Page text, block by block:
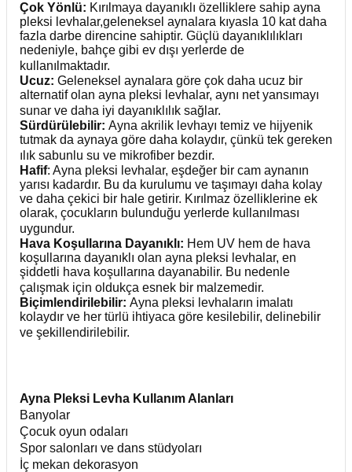
Çok Yönlü: Kırılmaya dayanıklı özelliklere sahip ayna
pleksi levhalar,geleneksel aynalara kıyasla 10 kat daha
fazla darbe direncine sahiptir. Güçlü dayanıklılıkları
nedeniyle, bahçe gibi ev dışı yerlerde de
kullanılmaktadır.
Ucuz: Geleneksel aynalara göre çok daha ucuz bir
alternatif olan ayna pleksi levhalar, aynı net yansımayı
sunar ve daha iyi dayanıklılık sağlar.
Sürdürülebilir: Ayna akrilik levhayı temiz ve hijyenik
tutmak da aynaya göre daha kolaydır, çünkü tek gereken
ılık sabunlu su ve mikrofiber bezdir.
Hafif: Ayna pleksi levhalar, eşdeğer bir cam aynanın
yarısı kadardır. Bu da kurulumu ve taşımayı daha kolay
ve daha çekici bir hale getirir. Kırılmaz özelliklerine ek
olarak, çocukların bulunduğu yerlerde kullanılması
uygundur.
Hava Koşullarına Dayanıklı: Hem UV hem de hava
koşullarına dayanıklı olan ayna pleksi levhalar, en
şiddetli hava koşullarına dayanabilir. Bu nedenle
çalışmak için oldukça esnek bir malzemedir.
Biçimlendirilebilir: Ayna pleksi levhaların imalatı
kolaydır ve her türlü ihtiyaca göre kesilebilir, delinebilir
ve şekillendirilebilir.
Ayna Pleksi Levha Kullanım Alanları
Banyolar
Çocuk oyun odaları
Spor salonları ve dans stüdyoları
İç mekan dekorasyon